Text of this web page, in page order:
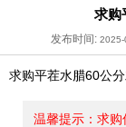
求购
发布时间: 2025-
求购平茬水腊60公
温馨提示：求购